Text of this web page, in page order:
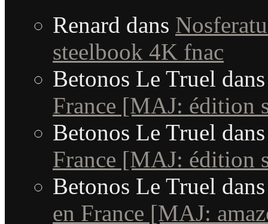
Renard dans
steelbook 4K fnac
Betonos Le Truel
France [MAJ: édition
Betonos Le Truel
France [MAJ: édition
Betonos Le Truel
en France [MAJ: